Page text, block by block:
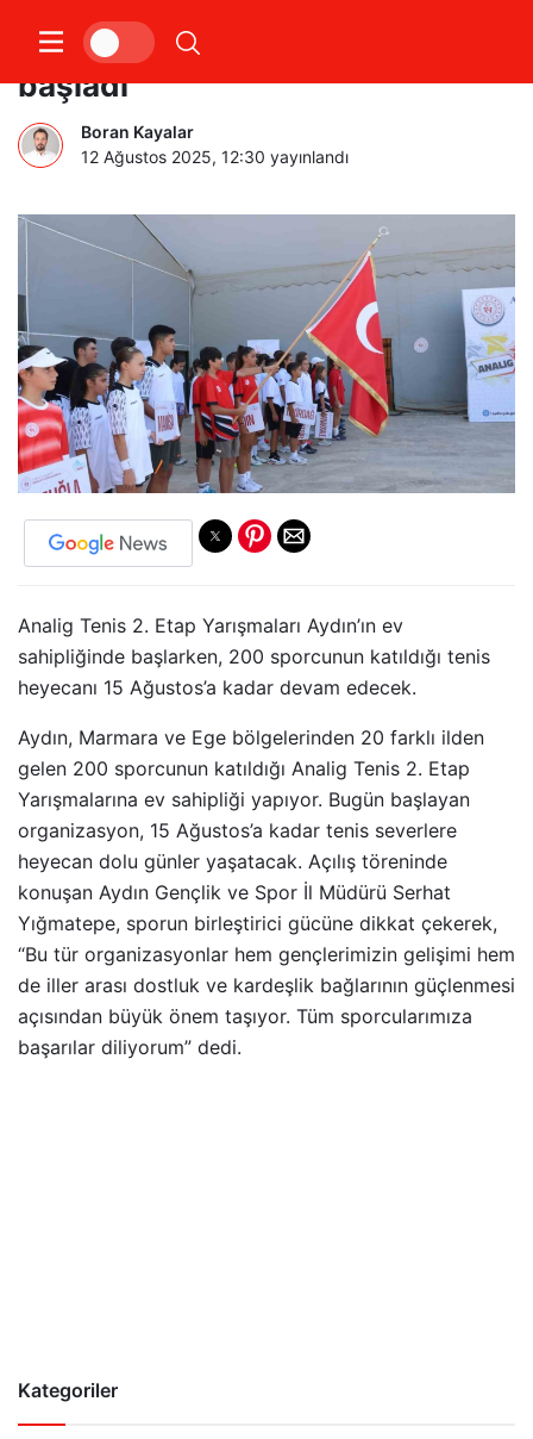
Aydın’da Analig Tenis heyecanı
başladı
Boran Kayalar
12 Ağustos 2025, 12:30 yayınlandı
Analig Tenis 2. Etap Yarışmaları Aydın’ın ev
sahipliğinde başlarken, 200 sporcunun katıldığı tenis
heyecanı 15 Ağustos’a kadar devam edecek.
Aydın, Marmara ve Ege bölgelerinden 20 farklı ilden
gelen 200 sporcunun katıldığı Analig Tenis 2. Etap
Yarışmalarına ev sahipliği yapıyor. Bugün başlayan
organizasyon, 15 Ağustos’a kadar tenis severlere
heyecan dolu günler yaşatacak. Açılış töreninde
konuşan Aydın Gençlik ve Spor İl Müdürü Serhat
Yığmatepe, sporun birleştirici gücüne dikkat çekerek,
“Bu tür organizasyonlar hem gençlerimizin gelişimi hem
de iller arası dostluk ve kardeşlik bağlarının güçlenmesi
açısından büyük önem taşıyor. Tüm sporcularımıza
başarılar diliyorum” dedi.
Kategoriler